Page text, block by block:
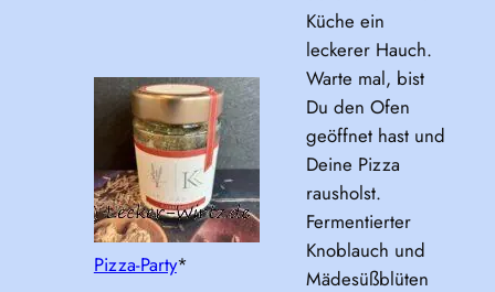
Pizza-Party*
Küche ein
leckerer Hauch.
Warte mal, bist
Du den Ofen
geöffnet hast und
Deine Pizza
rausholst.
Fermentierter
Knoblauch und
Mädesüßblüten